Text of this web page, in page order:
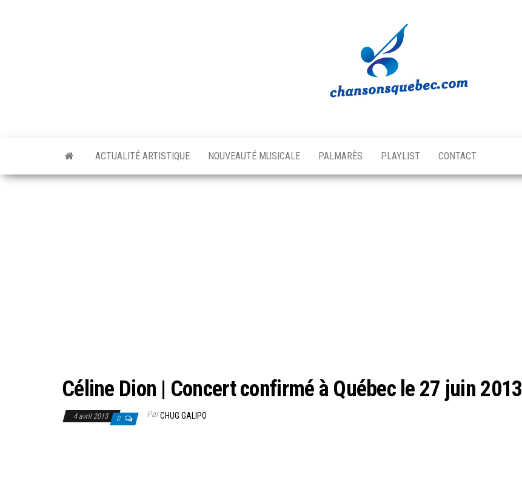
Québec
musicale
québécoise!
ACTUALITÉ ARTISTIQUE NOUVEAUTÉ MUSICALE PALMARÈS PLAYLIST CONTACT
Céline Dion | Concert confirmé à Québec le 27 juin 2013
4 avril 2013 0 ParCHUG GALIPO